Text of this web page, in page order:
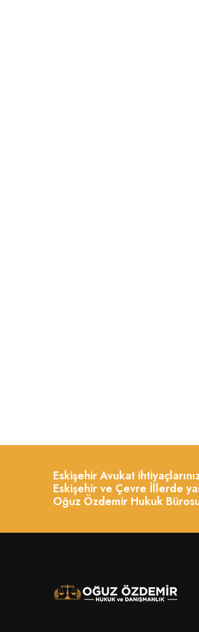
Eskişehir Avukat
Eskişehir ve Çevre İllerde
Oğuz Özdemir Hukuk